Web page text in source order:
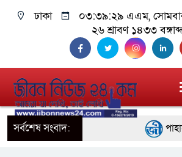
ঢাকা ০৩:৩৯:৩০ এএম,
২৬ শ্রাবণ ১৪৩৩ বঙ্গাব্দ
সর্বশেষ সংবাদ: